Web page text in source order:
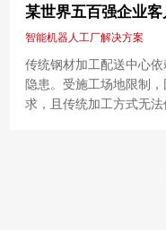
某世界五百强企业
智能机器人工厂解决方案
传统钢材加工配送中心
隐患。受施工场地限制
求，且传统加工方式无法